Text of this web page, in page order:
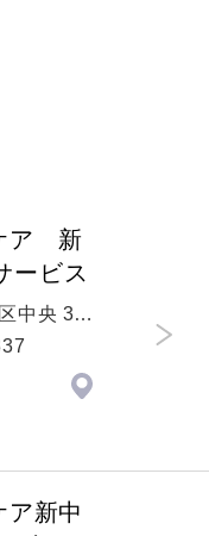
ア 新
ービス
中央 3-2
ア新中